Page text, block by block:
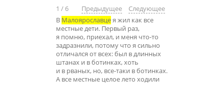
1 / 6 Предыдущее
Следующее
В Малоярославцея жил как все
местные дети. Первый раз,
я помню, приехал, и меня что-то
задразнили, потому что я сильно
отличался от всех: был в длинных
штанах и в ботинках, хоть
и в рваных, но, все-таки в ботинках.
А все местные целое лето ходили